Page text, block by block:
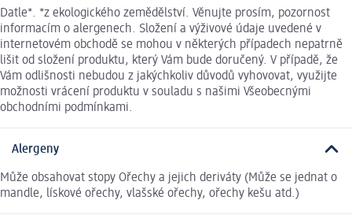
Datle*. *z ekologického zemědělství. Věnujte prosím, pozornost
informacím o alergenech. Složení a výživové údaje uvedené v
internetovém obchodě se mohou v některých případech nepatrně
lišit od složení produktu, který Vám bude doručený. V případě, že
Vám odlišnosti nebudou z jakýchkoliv důvodů vyhovovat, využijte
možnosti vrácení produktu v souladu s našimi Všeobecnými
obchodními podmínkami.
Alergeny
Může obsahovat stopy Ořechy a jejich deriváty (Může se jednat o
mandle, lískové ořechy, vlašské ořechy, ořechy kešu atd.)